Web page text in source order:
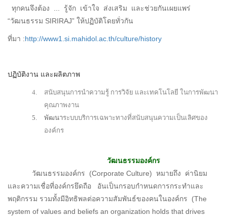
ทุกคนจึงต้อง ... รู้จัก เข้าใจ ส่งเสริม และช่วยกันเผยแพร่
“วัฒนธรรม SIRIRAJ” ให้ปฏิบัติโดยทั่วกัน
ที่มา :http://www1.si.mahidol.ac.th/culture/history
ปฏิบัติงาน และผลิตภาพ
4.
สนับสนุนการนำความรู้ การวิจัย และเทคโนโลยี ในการพัฒนา
คุณภาพงาน
5.
พัฒนาระบบบริการเฉพาะทางที่สนับสนุนความเป็นเลิศของ
องค์กร
วัฒนธรรมองค์กร
วัฒนธรรมองค์กร (Corporate Culture) หมายถึง ค่านิยม
และความเชื่อที่องค์กรยึดถือ อันเป็นกรอบกำหนดการกระทำและ
พฤติกรรม รวมทั้งมีอิทธิพลต่อความสัมพันธ์ของคนในองค์กร (The
system of values and beliefs an organization holds that drives